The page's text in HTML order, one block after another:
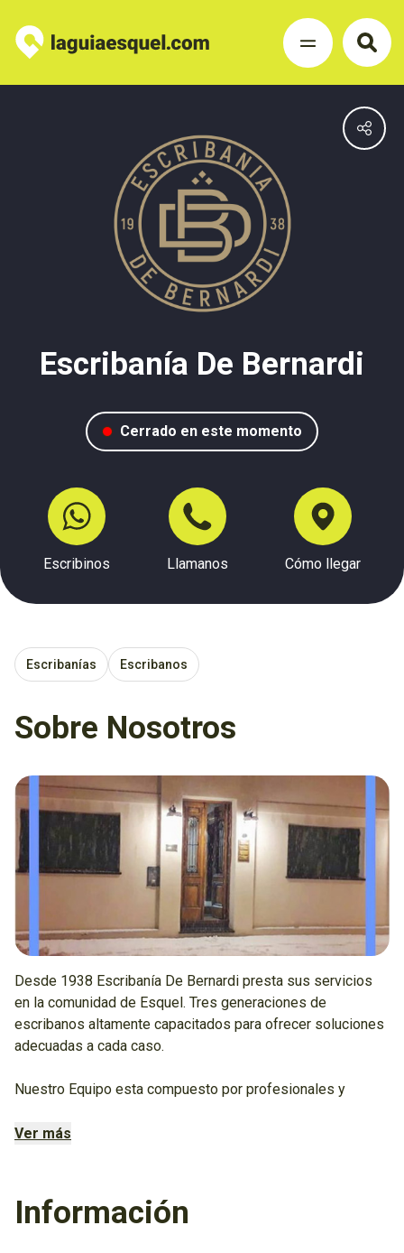
Escribanía De Bernardi
Cerrado en este momento
Escribinos Llamanos Cómo llegar
Escribanías Escribanos
Sobre Nosotros
Desde 1938 Escribanía De Bernardi presta sus servicios
en la comunidad de Esquel. Tres generaciones de
escribanos altamente capacitados para ofrecer soluciones
adecuadas a cada caso.
Nuestro Equipo esta compuesto por profesionales y
personalizado, bregando por los intereses y satisfacción
Nuestras oficinas se encuentran instaladas en pleno centro
de la ciudad en un edificio que cuenta con sistemas de
Ver más
Información